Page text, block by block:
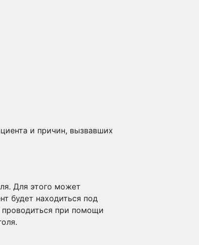
и причин, вызвавших
Для этого может
будет находиться под
при помощи